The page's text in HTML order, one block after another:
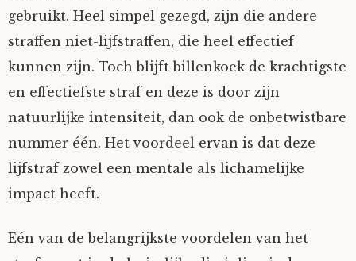
gebruikt. Heel simpel gezegd, zijn die andere
straffen niet-lijfstraffen, die heel effectief
kunnen zijn. Toch blijft billenkoek de krachtigste
en effectiefste straf en deze is door zijn
natuurlijke intensiteit, dan ook de onbetwistbare
nummer één. Het voordeel ervan is dat deze
lijfstraf zowel een mentale als lichamelijke
impact heeft.
Eén van de belangrijkste voordelen van het